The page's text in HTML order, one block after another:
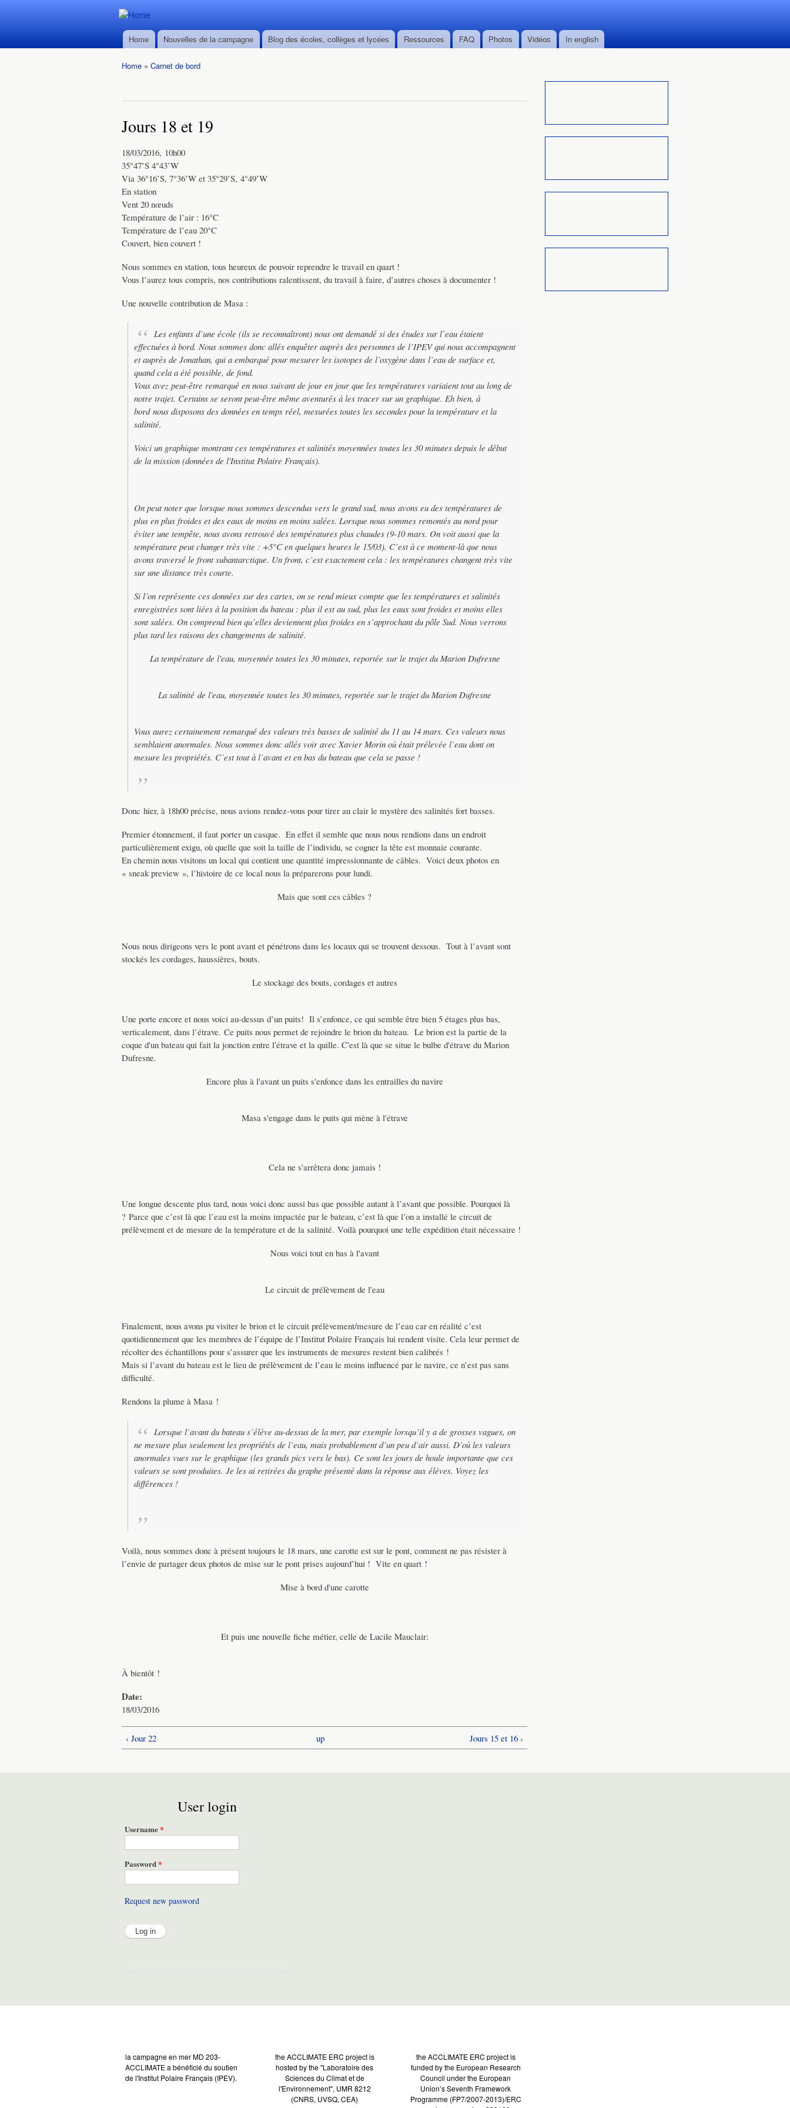
content
Durban ->
Walvis Bay
au
Durban ->
Walvis Bay
du 28/02
au
Main menu
Home Nouvelles de la campagne Blog des écoles, collèges et lycées Ressources FAQ Photos Vidéos In english
Home » Carnet de bord
Jours 18 et 19
18/03/2016, 10h00
35°47’S 4°43’W
Via 36°16’S, 7°36’W et 35°29’S, 4°49’W
En station
Vent 20 nœuds
Température de l’air : 16°C
Température de l’eau 20°C
Couvert, bien couvert !
Nous sommes en station, tous heureux de pouvoir reprendre le travail en quart !
Vous l’aurez tous compris, nos contributions ralentissent, du travail à faire, d’autres choses à documenter !
Une nouvelle contribution de Masa :
Les enfants d’une école (ils se reconnaîtront) nous ont demandé si des études sur l’eau étaient
effectuées à bord. Nous sommes donc allés enquêter auprès des personnes de l’IPEV qui nous accompagnent
et auprès de Jonathan, qui a embarqué pour mesurer les isotopes de l’oxygène dans l’eau de surface et,
quand cela a été possible, de fond.
Vous avez peut-être remarqué en nous suivant de jour en jour que les températures variaient tout au long de
notre trajet. Certains se seront peut-être même aventurés à les tracer sur un graphique. Eh bien, à
bord nous disposons des données en temps réel, mesurées toutes les secondes pour la température et la
salinité.
Voici un graphique montrant ces températures et salinités moyennées toutes les 30 minutes depuis le début
de la mission (données de l'Institut Polaire Français).
On peut noter que lorsque nous sommes descendus vers le grand sud, nous avons eu des températures de
plus en plus froides et des eaux de moins en moins salées. Lorsque nous sommes remontés au nord pour
éviter une tempête, nous avons retrouvé des températures plus chaudes (9-10 mars. On voit aussi que la
température peut changer très vite : +5°C en quelques heures le 15/03). C’est à ce moment-là que nous
avons traversé le front subantarctique. Un front, c’est exactement cela : les températures changent très vite
sur une distance très courte.
Si l’on représente ces données sur des cartes, on se rend mieux compte que les températures et salinités
enregistrées sont liées à la position du bateau : plus il est au sud, plus les eaux sont froides et moins elles
sont salées. On comprend bien qu’elles deviennent plus froides en s’approchant du pôle Sud. Nous verrons
plus tard les raisons des changements de salinité.
La température de l'eau, moyennée toutes les 30 minutes, reportée sur le trajet du Marion Dufresne
La salinité de l'eau, moyennée toutes les 30 minutes, reportée sur le trajet du Marion Dufresne
Vous aurez certainement remarqué des valeurs très basses de salinité du 11 au 14 mars. Ces valeurs nous
semblaient anormales. Nous sommes donc allés voir avec Xavier Morin où était prélevée l’eau dont on
mesure les propriétés. C’est tout à l’avant et en bas du bateau que cela se passe !
Donc hier, à 18h00 précise, nous avions rendez-vous pour tirer au clair le mystère des salinités fort basses.
Premier étonnement, il faut porter un casque. En effet il semble que nous nous rendions dans un endroit
particulièrement exigu, où quelle que soit la taille de l’individu, se cogner la tête est monnaie courante.
En chemin nous visitons un local qui contient une quantité impressionnante de câbles. Voici deux photos en
« sneak preview », l’histoire de ce local nous la préparerons pour lundi.
Mais que sont ces câbles ?
Nous nous dirigeons vers le pont avant et pénétrons dans les locaux qui se trouvent dessous. Tout à l’avant sont
stockés les cordages, haussières, bouts.
Le stockage des bouts, cordages et autres
Une porte encore et nous voici au-dessus d’un puits! Il s’enfonce, ce qui semble être bien 5 étages plus bas,
verticalement, dans l’étrave. Ce puits nous permet de rejoindre le brion du bateau. Le brion est la partie de la
coque d'un bateau qui fait la jonction entre l'étrave et la quille. C'est là que se situe le bulbe d'étrave du Marion
Dufresne.
Encore plus à l'avant un puits s'enfonce dans les entrailles du navire
Masa s'engage dans le puits qui mène à l'étrave
Cela ne s'arrêtera donc jamais !
Une longue descente plus tard, nous voici donc aussi bas que possible autant à l’avant que possible. Pourquoi là
? Parce que c’est là que l’eau est la moins impactée par le bateau, c’est là que l’on a installé le circuit de
prélèvement et de mesure de la température et de la salinité. Voilà pourquoi une telle expédition était nécessaire !
Nous voici tout en bas à l'avant
Le circuit de prélèvement de l'eau
Finalement, nous avons pu visiter le brion et le circuit prélèvement/mesure de l’eau car en réalité c’est
quotidiennement que les membres de l’équipe de l’Institut Polaire Français lui rendent visite. Cela leur permet de
récolter des échantillons pour s’assurer que les instruments de mesures restent bien calibrés !
Mais si l’avant du bateau est le lieu de prélèvement de l’eau le moins influencé par le navire, ce n’est pas sans
difficulté.
Rendons la plume à Masa !
Lorsque l’avant du bateau s’élève au-dessus de la mer, par exemple lorsqu’il y a de grosses vagues, on
ne mesure plus seulement les propriétés de l’eau, mais probablement d’un peu d’air aussi. D’où les valeurs
anormales vues sur le graphique (les grands pics vers le bas). Ce sont les jours de houle importante que ces
valeurs se sont produites. Je les ai retirées du graphe présenté dans la réponse aux élèves. Voyez les
différences !
Voilà, nous sommes donc à présent toujours le 18 mars, une carotte est sur le pont, comment ne pas résister à
l’envie de partager deux photos de mise sur le pont prises aujourd’hui ! Vite en quart !
Mise à bord d'une carotte
Et puis une nouvelle fiche métier, celle de Lucile Mauclair:
À bientôt !
Date:
18/03/2016
‹ Jour 22 up Jours 15 et 16 ›
User login
Username*
Password*
Request new password
la campagne en mer MD 203-
ACCLIMATE a bénéficié du soutien
de l'Institut Polaire Français (IPEV).
the ACCLIMATE ERC project is
hosted by the "Laboratoire des
Sciences du Climat et de
l'Environnement", UMR 8212
(CNRS, UVSQ, CEA)
the ACCLIMATE ERC project is
funded by the European Research
Council under the European
Union’s Seventh Framework
Programme (FP7/2007-2013)/ERC